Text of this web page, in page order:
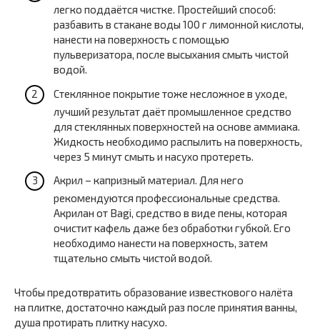
легко поддаётся чистке. Простейший способ:
разбавить в стакане воды 100 г лимонной кислоты,
нанести на поверхность с помощью
пульверизатора, после высыхания смыть чистой
водой.
Стеклянное покрытие тоже несложное в уходе,
лучший результат даёт промышленное средство
для стеклянных поверхностей на основе аммиака.
Жидкость необходимо распылить на поверхность,
через 5 минут смыть и насухо протереть.
Акрил – капризный материал. Для него
рекомендуются профессиональные средства.
Акрилан от Bagi, средство в виде пены, которая
очистит кафель даже без обработки губкой. Его
необходимо нанести на поверхность, затем
тщательно смыть чистой водой.
Чтобы предотвратить образование известкового налёта
на плитке, достаточно каждый раз после принятия ванны,
душа протирать плитку насухо.